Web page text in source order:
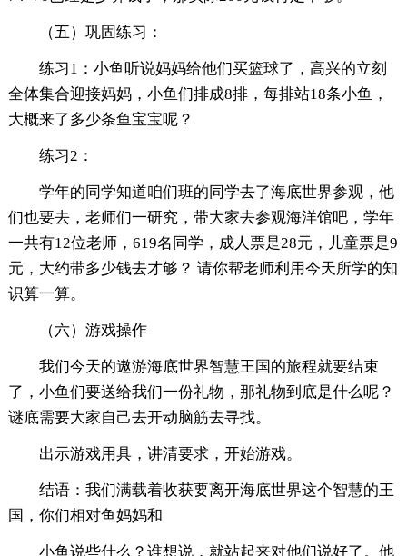
（五）巩固练习：
练习1：小鱼听说妈妈给他们买篮球了，高兴的立刻
全体集合迎接妈妈，小鱼们排成8排，每排站18条小鱼，
大概来了多少条鱼宝宝呢？
练习2：
学年的同学知道咱们班的同学去了海底世界参观，他
们也要去，老师们一研究，带大家去参观海洋馆吧，学年
一共有12位老师，619名同学，成人票是28元，儿童票是9
元，大约带多少钱去才够？ 请你帮老师利用今天所学的知
识算一算。
（六）游戏操作
我们今天的遨游海底世界智慧王国的旅程就要结束
了，小鱼们要送给我们一份礼物，那礼物到底是什么呢？
谜底需要大家自己去开动脑筋去寻找。
出示游戏用具，讲清要求，开始游戏。
结语：我们满载着收获要离开海底世界这个智慧的王
国，你们相对鱼妈妈和
小鱼说些什么？谁想说，就站起来对他们说好了。他